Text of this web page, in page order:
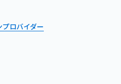
ロバイダー